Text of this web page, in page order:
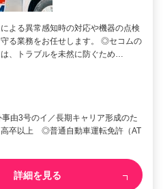
よる異常感知時の対応や機器の点検
る業務をお任せします。 ◎セコムの
、トラブルを未然に防ぐため…
由3号のイ／長期キャリア形成のた
高卒以上 ◎普通自動車運転免許（AT
詳細を見る